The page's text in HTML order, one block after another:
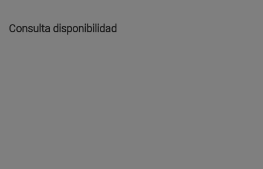
Consulta disponibilidad